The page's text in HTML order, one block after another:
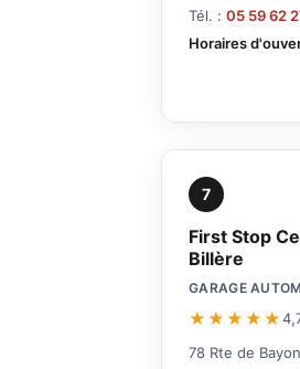
Tél. : 05 59 62
Horaires
7
First Stop
Billère
GARAGE
★★★★★
78 Rte de